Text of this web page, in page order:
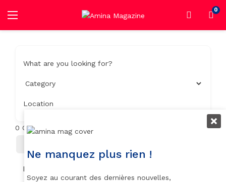
0
What are you looking for?
Location
0 Objets trouvés
No listings found.
Ne manquez plus rien !
Soyez au courant des dernières nouvelles,